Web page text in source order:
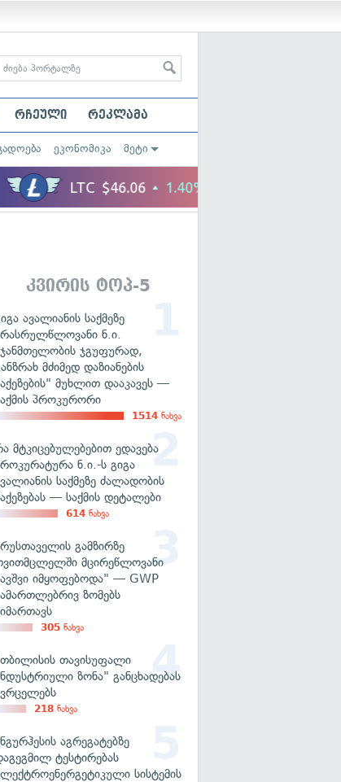
რჩეული რეკლამა
ეკონომიკა მეტი
კვირის ტოპ-5
ავალიანის საქმეზე
ნ.ი.
ჯგუფურად,
მძიმედ დაზიანების
მუხლით დააკავეს —
პროკურორი
1514 ნახვა
მტკიცებულებებით ედავება
ნ.ი.-ს გიგა
საქმეზე ძალადობის
— საქმის დეტალები
614 ნახვა
გამზირზე
მცირეწლოვანი
იმყოფებოდა" — GWP
ზომებს
305 ნახვა
თავისუფალი
ზონა" განცხადებას
218 ნახვა
აგრეგატებზე
ტესტირებას
სისტემის